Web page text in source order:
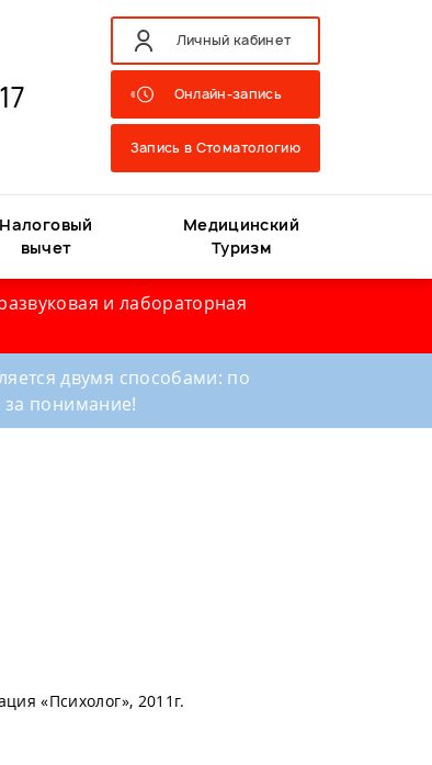
Личный кабинет
Онлайн-запись
Запись в Стоматологию
Налоговый
вычет
Медицинский
Туризм
и лабораторная
двумя способами: по
за понимание!
«Психолог», 2011г.